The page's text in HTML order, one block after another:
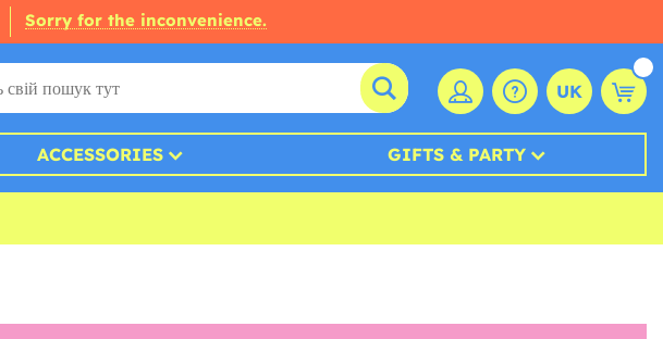
Sorry for the inconvenience.
UK
ACCESSORIES GIFTS & PARTY